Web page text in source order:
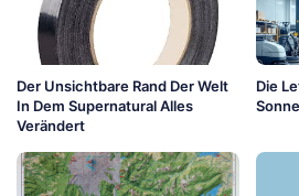
Der Unsichtbare Rand Der Welt
In Dem Supernatural Alles
Verändert
Die